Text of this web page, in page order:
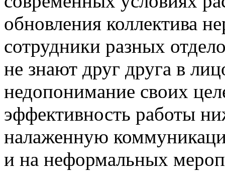
обновления коллектива
сотрудники разных
не знают друг друга в
недопонимание своих
эффективность работы
налаженную
и на неформальных